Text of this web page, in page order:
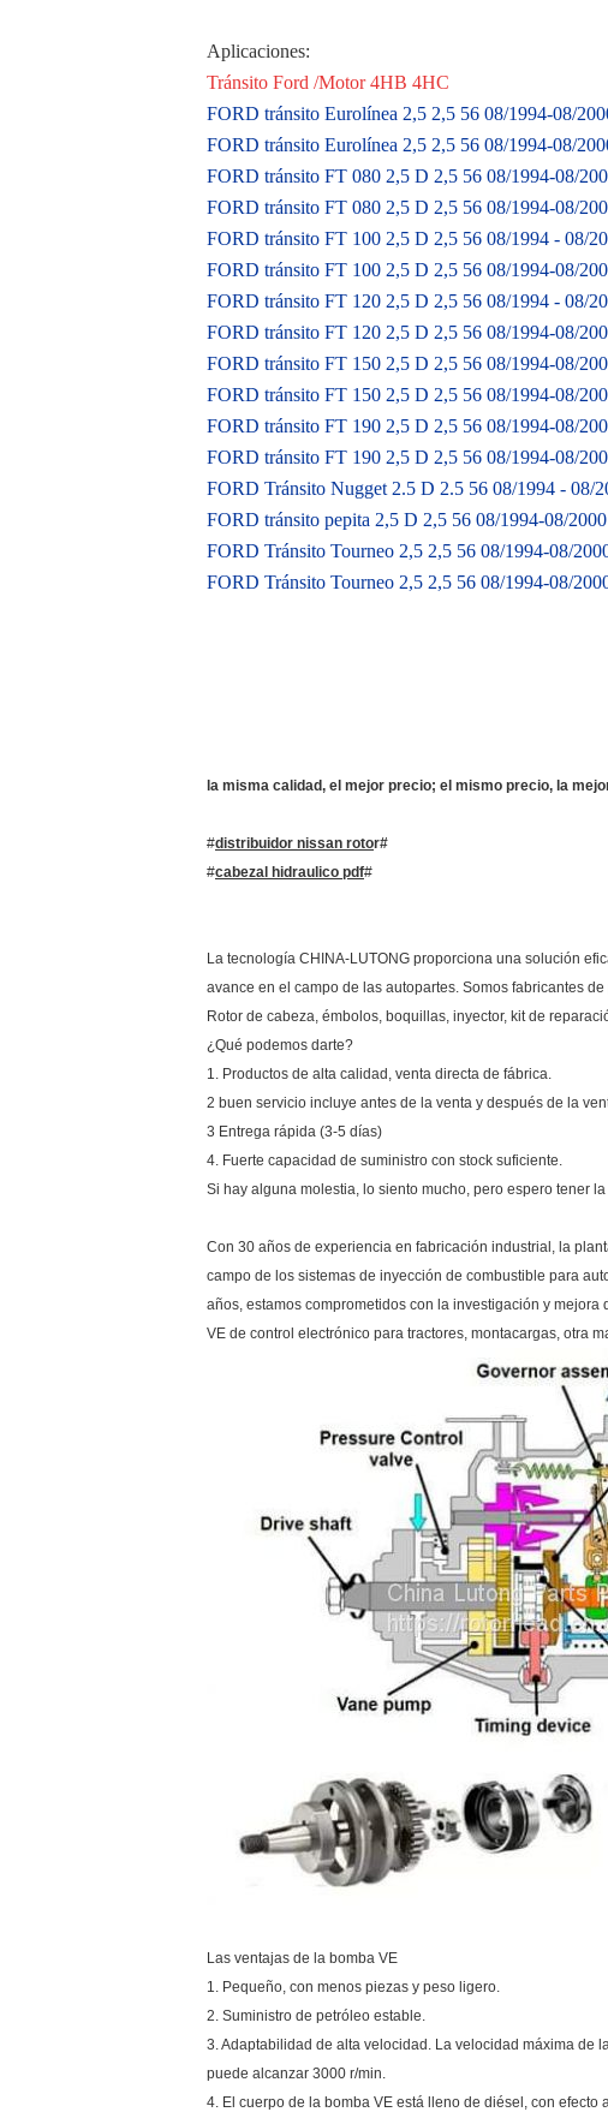
Aplicaciones:
Tránsito Ford /Motor 4HB 4HC
FORD tránsito Eurolínea 2,5 2,5 56 08/1994-08/
FORD tránsito Eurolínea 2,5 2,5 56 08/1994-08/
FORD tránsito FT 080 2,5 D 2,5 56 08/1994-08/
FORD tránsito FT 080 2,5 D 2,5 56 08/1994-08/
FORD tránsito FT 100 2,5 D 2,5 56 08/1994 - 08/
FORD tránsito FT 100 2,5 D 2,5 56 08/1994-08/
FORD tránsito FT 120 2,5 D 2,5 56 08/1994 - 08/
FORD tránsito FT 120 2,5 D 2,5 56 08/1994-08/
FORD tránsito FT 150 2,5 D 2,5 56 08/1994-08/
FORD tránsito FT 150 2,5 D 2,5 56 08/1994-08/
FORD tránsito FT 190 2,5 D 2,5 56 08/1994-08/
FORD tránsito FT 190 2,5 D 2,5 56 08/1994-08/
FORD Tránsito Nugget 2.5 D 2.5 56 08/1994 - 08/
FORD tránsito pepita 2,5 D 2,5 56 08/1994-08/
FORD Tránsito Tourneo 2,5 2,5 56 08/1994-08/
FORD Tránsito Tourneo 2,5 2,5 56 08/1994-08/
la misma calidad, el mejor precio; el mismo precio, la
#distribuidor nissan rotor#
#cabezal hidraulico pdf#
La tecnología CHINA-LUTONG proporciona una solución
avance en el campo de las autopartes. Somos fabricantes
Rotor de cabeza, émbolos, boquillas, inyector, kit de
¿Qué podemos darte?
1. Productos de alta calidad, venta directa de fábrica.
2 buen servicio incluye antes de la venta y después de la
3 Entrega rápida (3-5 días)
4. Fuerte capacidad de suministro con stock suficiente.
Si hay alguna molestia, lo siento mucho, pero espero tener
Con 30 años de experiencia en fabricación industrial, la
campo de los sistemas de inyección de combustible para
años, estamos comprometidos con la investigación y
VE de control electrónico para tractores, montacargas, otra
Las ventajas de la bomba VE
1. Pequeño, con menos piezas y peso ligero.
2. Suministro de petróleo estable.
3. Adaptabilidad de alta velocidad. La velocidad máxima de
puede alcanzar 3000 r/min.
4. El cuerpo de la bomba VE está lleno de diésel, con